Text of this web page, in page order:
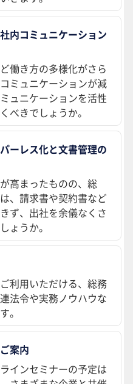
内コミュニケーション
働き方の多様化がさら
ミュニケーションが減
ュニケーションを活性
べきでしょうか。
ーレス化と文書管理の
高まったものの、総
、請求書や契約書など
ず、出社を余儀なくさ
ょうか。
利用いただける、総務
法令や実務ノウハウな
。
案内
インセミナーの予定は